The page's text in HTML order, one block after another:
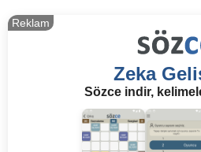
Zeka
Sözce indir,
Reklam